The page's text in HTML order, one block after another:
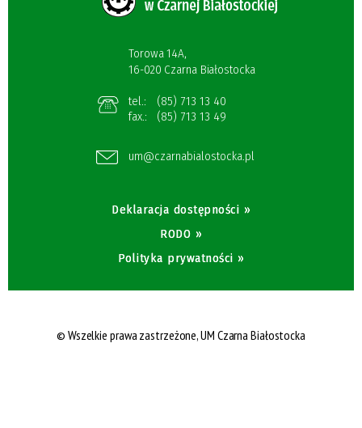
Torowa 14A,
16-020 Czarna Białostocka
tel.:
(85) 713 13 40
fax.:
(85) 713 13 49
um@czarnabialostocka.pl
Deklaracja dostępności »
RODO »
Polityka prywatności »
© Wszelkie prawa zastrzeżone,UM Czarna Białostocka